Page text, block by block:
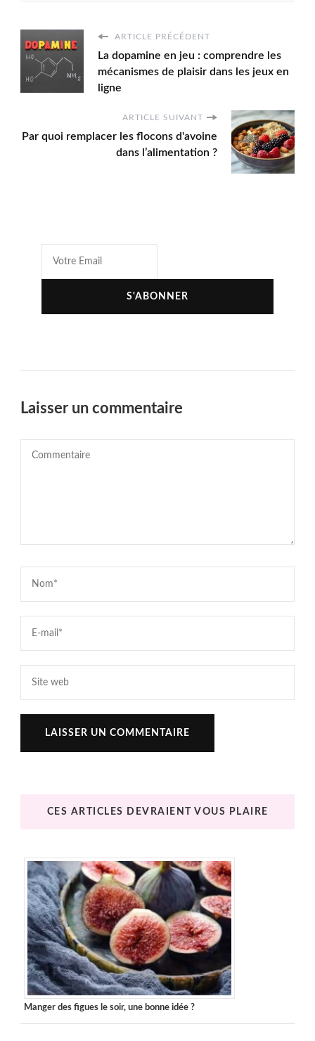
ARTICLE PRÉCÉDENT
La dopamine en jeu : comprendre les
mécanismes de plaisir dans les jeux en
ligne
ARTICLE SUIVANT
Par quoi remplacer les flocons d'avoine
dans l’alimentation ?
Laisser un commentaire
CES ARTICLES DEVRAIENT VOUS PLAIRE
Manger des figues le soir, une bonne idée ?